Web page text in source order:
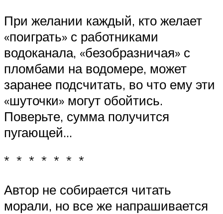
При желании каждый, кто желает
«поиграть» с работниками
водоканала, «безобразничая» с
пломбами на водомере, может
заранее подсчитать, во что ему эти
«шуточки» могут обойтись.
Поверьте, сумма получится
пугающей…
* * * * * * *
Автор не собирается читать
морали, но все же напрашивается